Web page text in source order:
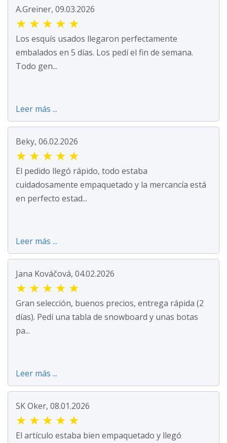
A.Greiner, 09.03.2026
★ ★ ★ ★ ★
Los esquís usados llegaron perfectamente
embalados en 5 días. Los pedí el fin de semana.
Todo gen...
Leer más ...
Beky, 06.02.2026
★ ★ ★ ★ ★
El pedido llegó rápido, todo estaba
cuidadosamente empaquetado y la mercancía está
en perfecto estad...
Leer más ...
Jana Kováčová, 04.02.2026
★ ★ ★ ★ ★
Gran selección, buenos precios, entrega rápida (2
días). Pedí una tabla de snowboard y unas botas
pa...
Leer más ...
SK Oker, 08.01.2026
★ ★ ★ ★ ★
El artículo estaba bien empaquetado y llegó